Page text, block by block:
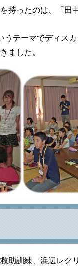
持ったのは、「
うテーマでディス
ました。
助訓練、浜辺レク